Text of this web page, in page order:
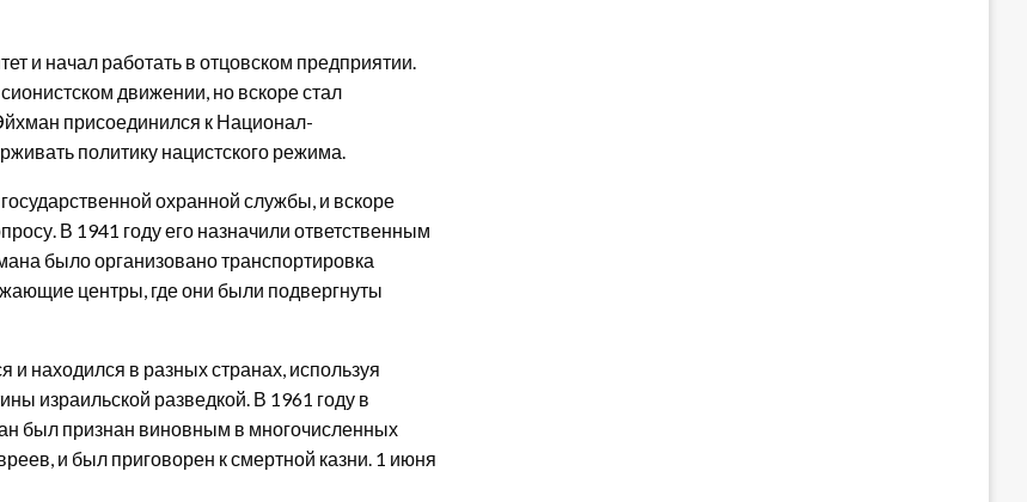
и начал работать в отцовском предприятии.
движении, но вскоре стал
присоединился к Национал-
политику нацистского режима.
охранной службы, и вскоре
В 1941 году его назначили ответственным
было организовано транспортировка
центры, где они были подвергнуты
находился в разных странах, используя
израильской разведкой. В 1961 году в
был признан виновным в многочисленных
и был приговорен к смертной казни. 1 июня